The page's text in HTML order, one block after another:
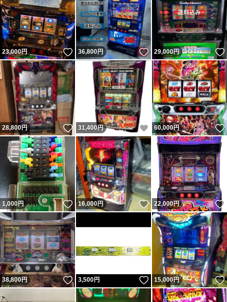
23,000円 いいね！
36,800円 いいね！
29,000円
28,800円 いいね！
31,400円 いいね！
60,000円
1,000円 いいね！
16,000円 いいね！
22,000円
38,800円 いいね！
3,500円 いいね！
15,000円